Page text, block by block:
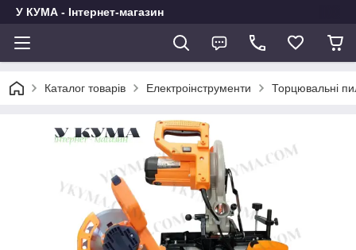
У КУМА - Інтернет-магазин
Каталог товарів Електроінструменти Торцювальні